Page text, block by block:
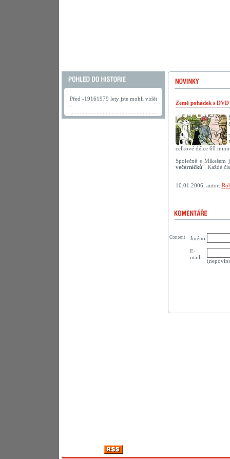
Před -19161979 lety jste mohli vidět
Země pohádek s
celkové délce 60
Společně s
večerníčků". Každé
10.01.2006, autor:
Jméno:
E-
mail:
Content